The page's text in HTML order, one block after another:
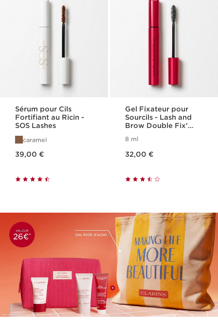
Sérum pour Cils
Fortifiant au Ricin -
SOS Lashes
caramel
39,00 €
Gel Fixateur pour
Sourcils - Lash and
Brow Double Fix'
8 ml
32,00 €